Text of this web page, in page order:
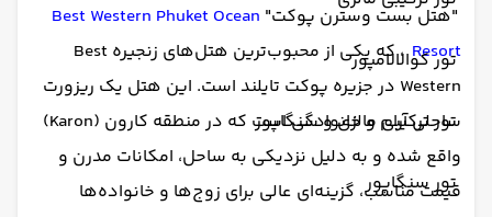
تور کوالالامپور
تور ترکیبی مالزی و سنگاپور
تور سنگاپور
"هتل بست وسترن پوکت" Best Western Phuket Ocean
Resort
، که یکی از محبوب‌ترین هتل‌های زنجیره Best
Western در جزیره پوکت تایلند است. این هتل یک ریزورت
ساحلی آرام و خانوادگی است که در منطقه کارون (Karon)
واقع شده و به دلیل نزدیکی به ساحل، امکانات مدرن و
قیمت مناسب، گزینه‌ای عالی برای زوج‌ها و خانواده‌ها